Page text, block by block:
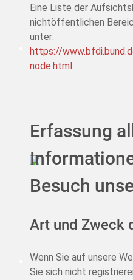
Eine Liste der
nichtöffentlichen
unter:
https://
node.html .
Erfassung
Besuch
Art und Zweck
Wenn Sie auf unsere
Sie sich nicht